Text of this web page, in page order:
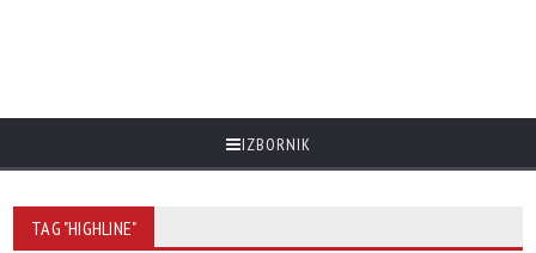
IZBORNIK
TAG "HIGHLINE"